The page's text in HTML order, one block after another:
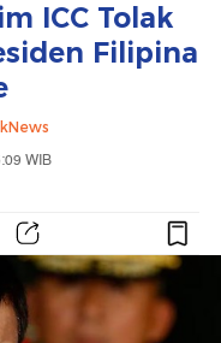
ICC Tolak
Filipina
WIB